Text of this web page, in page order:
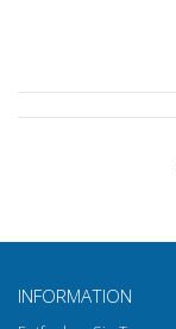
INFORMATION